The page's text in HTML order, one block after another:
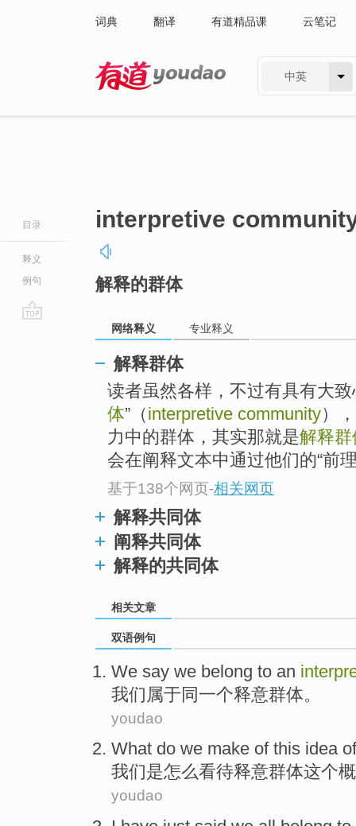
词典 翻译 有道精品课 云笔记
中英
目录
释义
例句
interpretive
解释的群体
网络释义 专业释义
解释群体
读者虽然各样，不过有具有大
体”（interpretive community）
力中的群体，其实那就是解释群
会在阐释文本中通过他们的“前
基于138个网页-相关网页
解释共同体
阐释共同体
解释的共同体
相关文章
双语例句
We say we belong to an
我们 属于同一个释意群体。
youdao
What do we make of this idea
我们是怎么看待释意群体这个
youdao